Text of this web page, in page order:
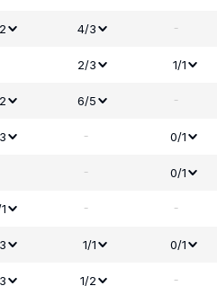
4/3 -
2/3 1/1
6/5 -
- 0/1
- 0/1
- -
1/1 0/1
1/2 -